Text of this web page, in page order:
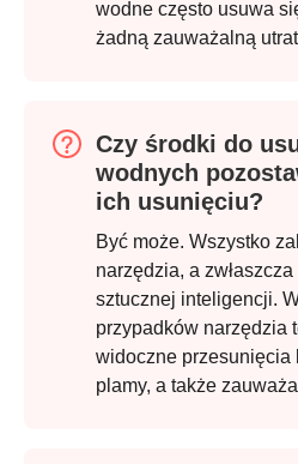
wodne często usuwa
żadną zauważalną
Czy środki do
wodnych
ich usunięciu?
Być może. Wszystko
narzędzia, a
sztucznej inteligencji.
przypadków narzędzia
widoczne przesunięcia
plamy, a także